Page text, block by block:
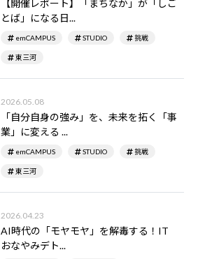
【開催レポート】「まちなか」が「しご
とば」になる日...
emCAMPUS STUDIO 挑戦
東三河
2026.05.08
「自分自身の強み」を、未来を拓く「事
業」に変える ...
emCAMPUS STUDIO 挑戦
東三河
2026.04.23
AI時代の「モヤモヤ」を解毒する！IT
おなやみデト...